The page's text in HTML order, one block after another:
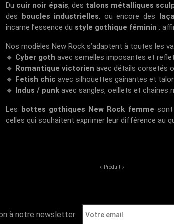
Du cuir noir épais, des talons métalliques
des boucles industrielles, ou encore des
incarne l’essence dustyle gothique féminin :
Nos modèles New Rock s’adaptent à toutes les
🔹 Cyber goth avec semelles imposantes et
🔹 Romantique victorien avec détails corsetés
🔹 Fetish chic avec silhouettes gainantes et
🔹 Indus / punk avec sangles, oeillets et chaînes
Les bottes gothiques New Rock femme
celles qui souhaitent exprimer leur différence au
Produit
à notre newsletter